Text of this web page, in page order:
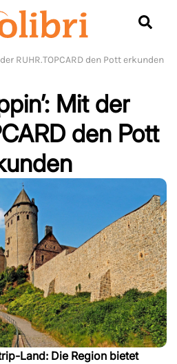
RUHR.TOPCARD den Pott erkunden
Mit der
den Pott
Land: Die Region bietet